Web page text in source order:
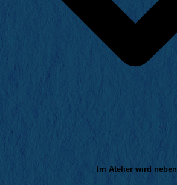
Im Atelier wird neben